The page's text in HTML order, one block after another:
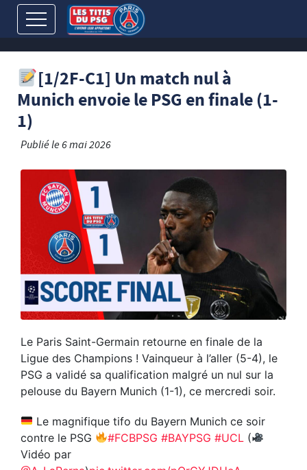
[1/2F-C1] Un match nul à
Munich envoie le PSG en finale (1-
1)
Publié le6 mai 2026
Le Paris Saint-Germain retourne en finale de la
Ligue des Champions ! Vainqueur à l’aller (5-4), le
PSG a validé sa qualification malgré un nul sur la
pelouse du Bayern Munich (1-1), ce mercredi soir.
Le magnifique tifo du Bayern Munich ce soir
contre le PSG
#FCBPSG #BAYPSG #UCL (
Vidéo par